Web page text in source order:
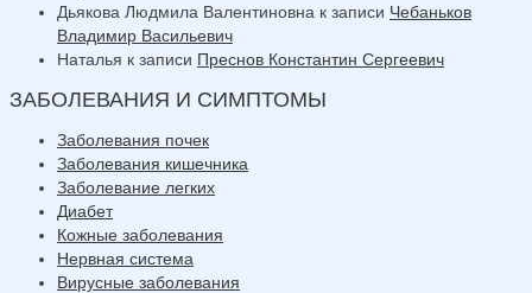
Дьякова Людмила Валентиновна к записи Чебаньков
Владимир Васильевич
Наталья к записи Преснов Константин Сергеевич
ЗАБОЛЕВАНИЯ И СИМПТОМЫ
Заболевания почек
Заболевания кишечника
Заболевание легких
Диабет
Кожные заболевания
Нервная система
Вирусные заболевания